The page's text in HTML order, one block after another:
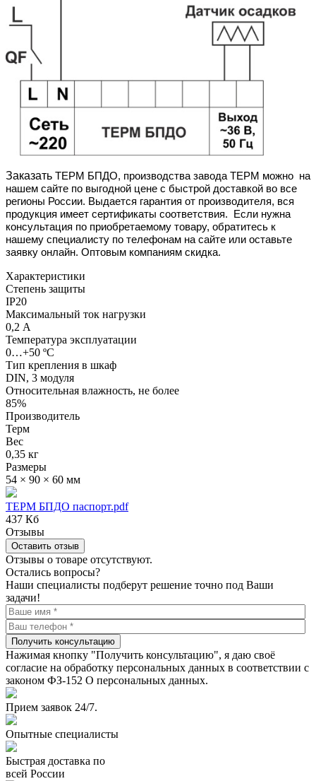
Заказать ТЕРМ БПДО, производства завода ТЕРМ можно на
нашем сайте по выгодной цене с быстрой доставкой во все
регионы России. Выдается гарантия от производителя, вся
продукция имеет сертификаты соответствия. Если нужна
консультация по приобретаемому товару, обратитесь к
нашему специалисту по телефонам на сайте или оставьте
заявку онлайн. Оптовым компаниям скидка.
Характеристики
Степень защиты
IP20
Максимальный ток нагрузки
0,2 А
Температура эксплуатации
0…+50 ºС
Тип крепления в шкаф
DIN, 3 модуля
Относительная влажность, не более
85%
Производитель
Терм
Вес
0,35 кг
Размеры
54 × 90 × 60 мм
ТЕРМ БПДО паспорт.pdf
437 Кб
Отзывы
Оставить отзыв
Отзывы о товаре отсутствуют.
Остались вопросы?
Наши специалисты подберут решение точно под Ваши
задачи!
Получить консультацию
Нажимая кнопку "Получить консультацию", я даю своё
согласие на обработку персональных данных в соответствии с
законом ФЗ-152 О персональных данных.
Прием заявок 24/7.
Опытные специалисты
Быстрая доставка по
всей России